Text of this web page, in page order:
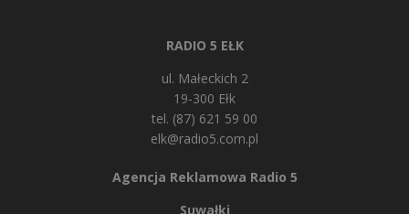
RADIO 5 EŁK
ul. Małeckich 2
19-300 Ełk
tel. (87) 621 59 00
elk@radio5.com.pl
Agencja Reklamowa Radio 5
Suwałki